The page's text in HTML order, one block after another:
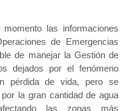
las informaciones
de Emergencias
de manejar la Gestión de
dejados por el fenómeno
pérdida de vida, pero se
la gran cantidad de agua
las zonas más